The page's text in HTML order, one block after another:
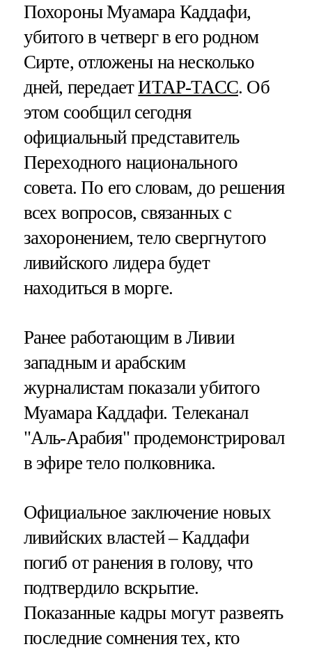
Похороны Муамара Каддафи,
убитого в четверг в его родном
Сирте, отложены на несколько
дней, передаетИТАР-ТАСС. Об
этом сообщил сегодня
официальный представитель
Переходного национального
совета. По его словам, до решения
всех вопросов, связанных с
захоронением, тело свергнутого
ливийского лидера будет
находиться в морге.
Ранее работающим в Ливии
западным и арабским
журналистам показали убитого
Муамара Каддафи. Телеканал
"Аль-Арабия" продемонстрировал
в эфире тело полковника.
Официальное заключение новых
ливийских властей – Каддафи
погиб от ранения в голову, что
подтвердило вскрытие.
Показанные кадры могут развеять
последние сомнения тех, кто